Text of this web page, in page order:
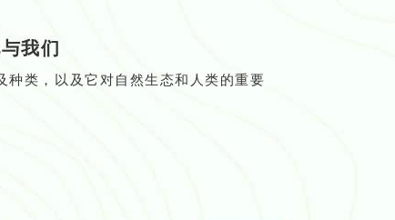
我们
种类，以及它对自然生态和人类的重要